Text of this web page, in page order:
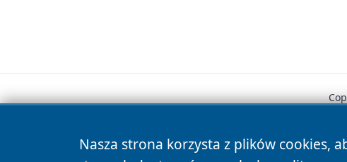
Nasza strona korzysta z plików cookies,News